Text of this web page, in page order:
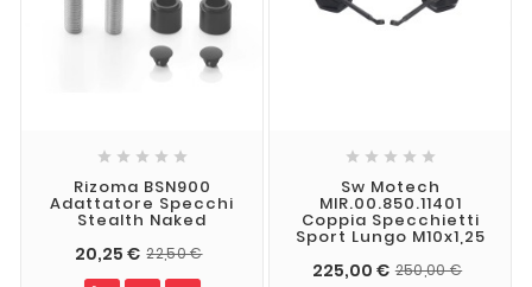
    
Rizoma BSN900
Adattatore Specchi
Stealth Naked
20,25 € 22,50 €
    
Sw Motech
MIR.00.850.11401
Coppia Specchietti
Sport Lungo M10x1,25
225,00 € 250,00 €